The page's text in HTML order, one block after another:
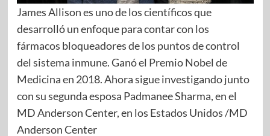
James Allison es uno de los científicos que
desarrolló un enfoque para contar con los
fármacos bloqueadores de los puntos de control
del sistema inmune. Ganó el Premio Nobel de
Medicina en 2018. Ahora sigue investigando junto
con su segunda esposa Padmanee Sharma, en el
MD Anderson Center, en los Estados Unidos /MD
Anderson Center